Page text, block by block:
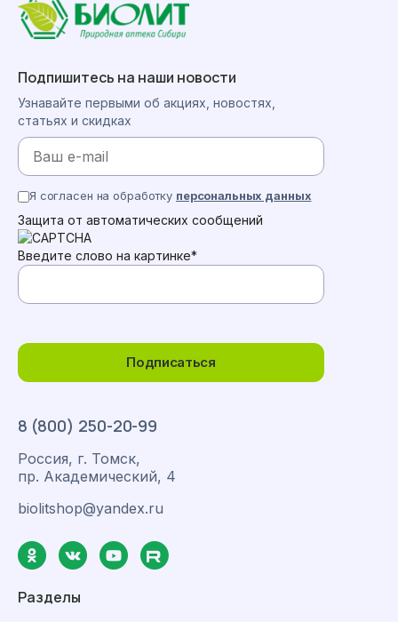
8 (800) 250-20-99
Россия, г. Томск,
пр. Академический, 4
biolitshop@yandex.ru
Разделы
Подпишитесь на наши новости
Узнавайте первыми об акциях, новостях,
статьях и скидках
Подписаться
Я согласен на обработку персональных данных
Защита от автоматических сообщений
Введите слово на картинке*